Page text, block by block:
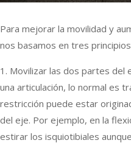
Para mejorar la movilidad y
nos basamos en tres
1. Movilizar las dos partes del
una articulación, lo normal es
restricción puede estar
del eje. Por ejemplo, en la
estirar los isquiotibiales